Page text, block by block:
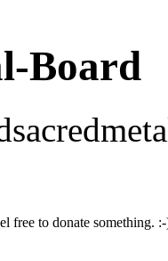
Board
free to donate something.